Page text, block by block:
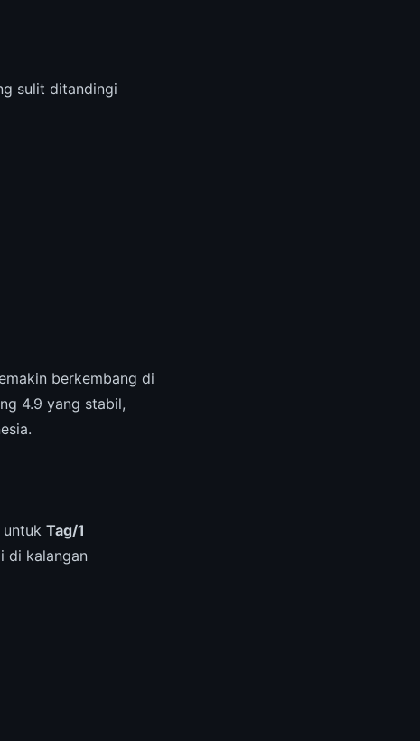
sulit ditandingi
berkembang di
4.9 yang stabil,
Tag/1
di kalangan